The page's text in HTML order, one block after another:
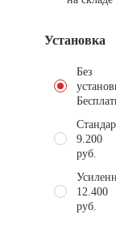
Установка
Без
9.200
руб.
12.400
руб.